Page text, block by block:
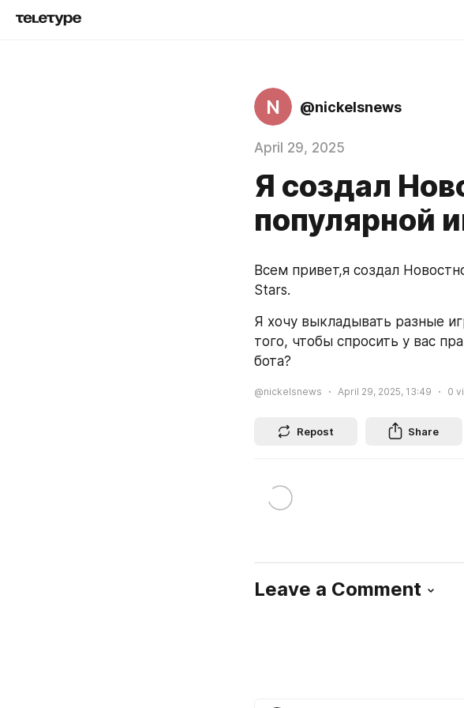
N @nickelsnews
April 29, 2025
Я создал
популярной
Всем привет,я создал
Stars.
Я хочу выкладывать разные
того, чтобы спросить у вас
бота?
@nickelsnews April 29, 2025, 13:49 0
Repost Share
Leave a Comment